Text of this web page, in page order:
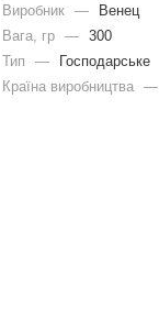
Виробник —
Венец
Вага, гр — 300
Тип
—
Господарське
Країна виробництва —